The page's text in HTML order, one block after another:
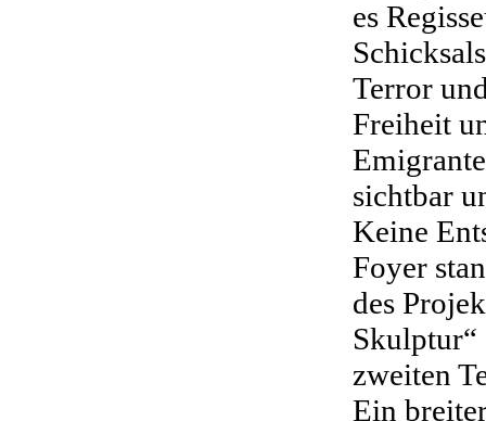
es
Terror
Freiheit
sichtbar
Keine
Foyer
des
Skulptur“
zweiten
Ein